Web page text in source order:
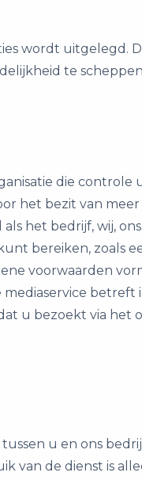
wordt uitgelegd.
te
die controle
het bezit van meer
het bedrijf, wij,
bereiken, zoals
voorwaarden
betreft
u bezoekt via het
u en ons
van de dienst is